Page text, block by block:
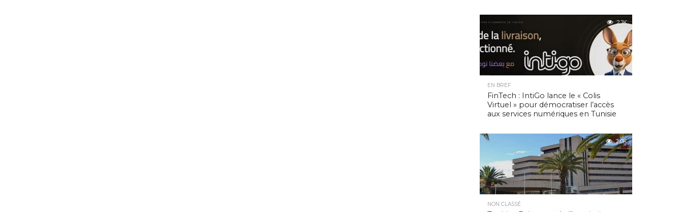
2.1K
EN BREF
FinTech : IntiGo lance le « Colis
Virtuel » pour démocratiser l’accès
aux services numériques en Tunisie
2.0K
NON CLASSÉ